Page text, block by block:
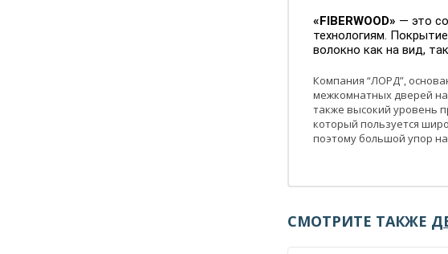
«FIBERWOOD» — это
технологиям.
волокно как на вид,
Компания “ЛОРД”,
межкомнатных дверей
также высокий уровень
который пользуется
поэтому большой упор
СМОТРИТЕ ТАКЖЕ